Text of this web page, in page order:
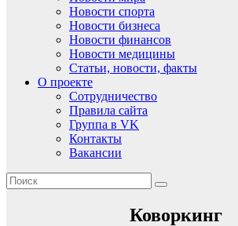
Новости спорта
Новости бизнеса
Новости финансов
Новости медицины
Статьи, новости, факты
О проекте
Сотрудничество
Правила сайта
Группа в VK
Контакты
Вакансии
Коворкинг